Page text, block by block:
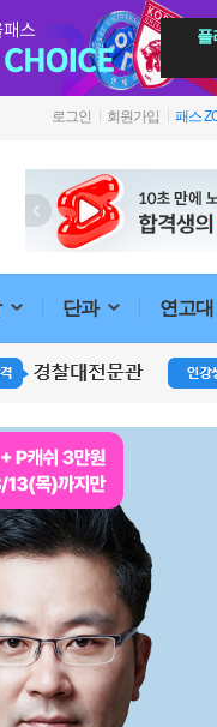
플
로그인 회원가입 패스
단과 연고대